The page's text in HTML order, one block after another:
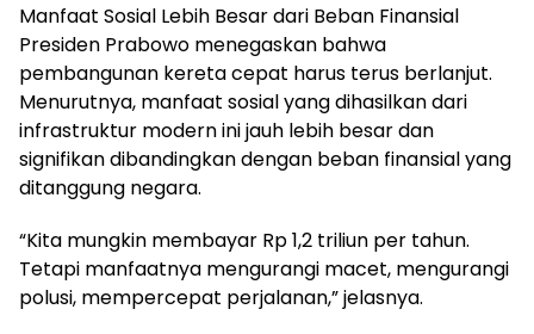
Manfaat Sosial Lebih Besar dari Beban Finansial
Presiden Prabowo menegaskan bahwa
pembangunan kereta cepat harus terus berlanjut.
Menurutnya, manfaat sosial yang dihasilkan dari
infrastruktur modern ini jauh lebih besar dan
signifikan dibandingkan dengan beban finansial yang
ditanggung negara.
“Kita mungkin membayar Rp 1,2 triliun per tahun.
Tetapi manfaatnya mengurangi macet, mengurangi
polusi, mempercepat perjalanan,” jelasnya.